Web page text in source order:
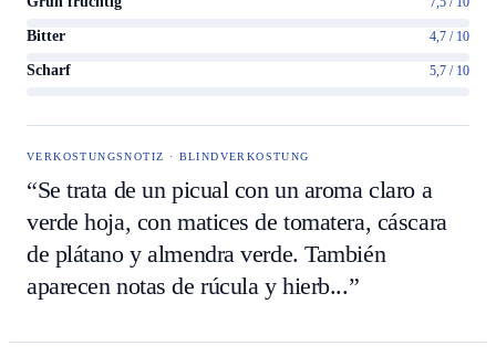
Bitter 4,7 / 10
Scharf 5,7 / 10
VERKOSTUNGSNOTIZ · BLINDVERKOSTUNG
“Se trata de un picual con un aroma claro a
verde hoja, con matices de tomatera, cáscara
de plátano y almendra verde. También
aparecen notas de rúcula y hierb...”